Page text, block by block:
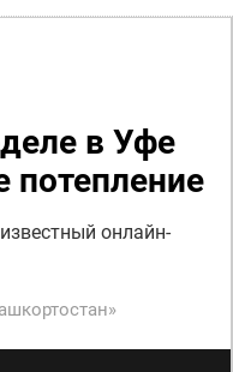
в Уфе
потепление
онлайн-